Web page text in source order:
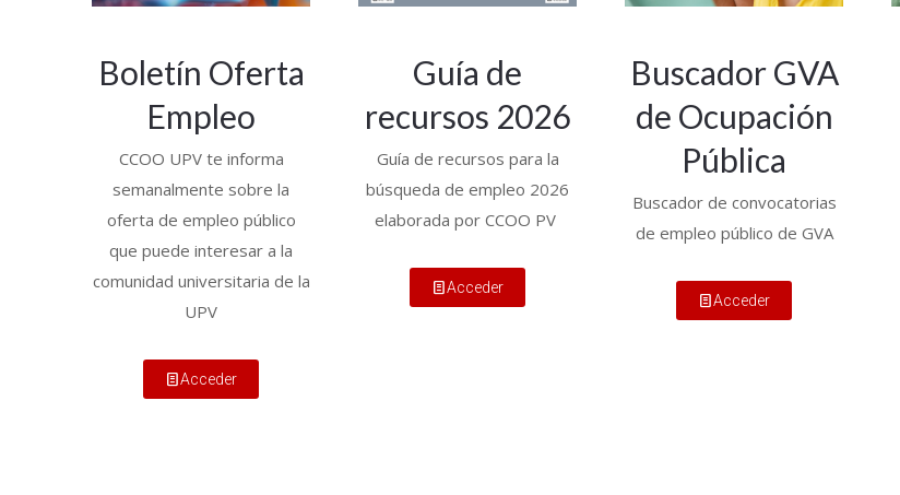
Boletín Oferta
Empleo
CCOO UPV te informa
semanalmente sobre la
oferta de empleo público
que puede interesar a la
comunidad universitaria de la
UPV
Acceder
Guía de
recursos 2026
Guía de recursos para la
búsqueda de empleo 2026
elaborada por CCOO PV
Acceder
Buscador GVA
de Ocupación
Pública
Buscador de convocatorias
de empleo público de GVA
Acceder